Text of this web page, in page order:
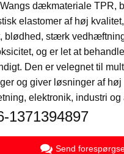
dækmateriale TPR,
elastomer af høj
blødhed, stærk
og er let at
Den er velegnet til
og giver løsninger af høj
elektronik, industri og
1371394897
Send